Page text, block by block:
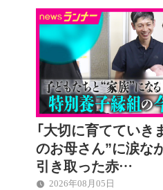
「大切に育てていき
のお母さん”に涙な
引き取った赤…
2026年08月05日